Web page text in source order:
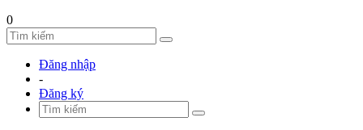
0
Đăng nhập
-
Đăng ký